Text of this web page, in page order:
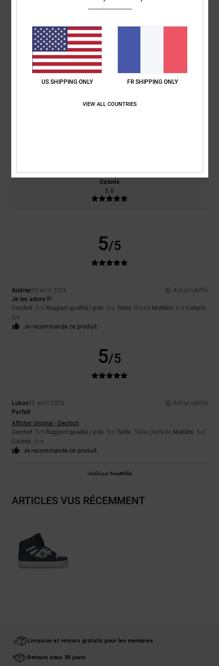
Note moyenne
5.0
basé sur2 avis vérifiés
Rapport qualité / prix
Coloris
5.0
5/5
Audrey30 avril 2026
Achat vérifié
Je les adore !!!
Confort: 5/5 Rapport qualité / prix: 5/5 Taille: Grand Matière: 4 /5 Coloris:
5/5
Je recommande ce produit
5/5
Lukas30 avril 2026
Achat vérifié
Parfait
Afficher original - Deutsch
Confort: 5/5 Rapport qualité / prix: 5/5 Taille: Taille parfaite Matière: 5/5
Coloris: 5/5
Je recommande ce produit
Vérifié parTrustVille
ARTICLES VUS RÉCEMMENT
Livraison et retours gratuits pour les membres
Retours sous 30 jours
US SHIPPING ONLY FR SHIPPING ONLY
VIEW ALL COUNTRIES